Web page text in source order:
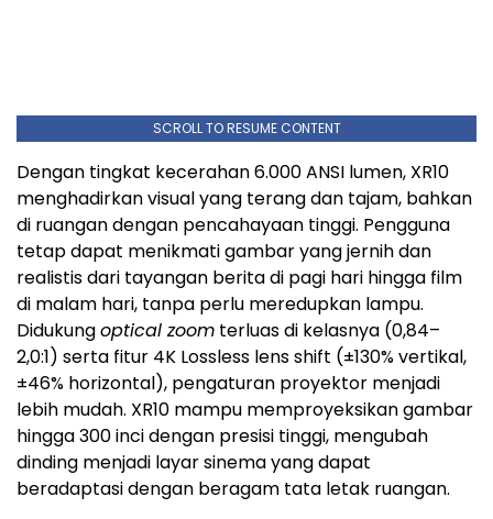
SCROLL TO RESUME CONTENT
Dengan tingkat kecerahan 6.000 ANSI lumen, XR10
menghadirkan visual yang terang dan tajam, bahkan
di ruangan dengan pencahayaan tinggi. Pengguna
tetap dapat menikmati gambar yang jernih dan
realistis dari tayangan berita di pagi hari hingga film
di malam hari, tanpa perlu meredupkan lampu.
Didukungoptical zoom terluas di kelasnya (0,84–
2,0:1) serta fitur 4K Lossless lens shift (±130% vertikal,
±46% horizontal), pengaturan proyektor menjadi
lebih mudah. XR10 mampu memproyeksikan gambar
hingga 300 inci dengan presisi tinggi, mengubah
dinding menjadi layar sinema yang dapat
beradaptasi dengan beragam tata letak ruangan.